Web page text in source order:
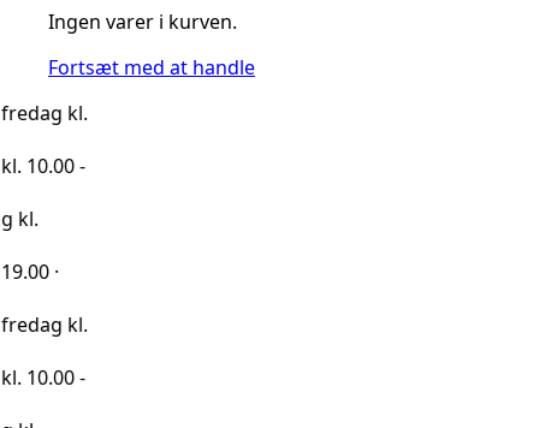
Ingen varer i kurven.
Fortsæt med at handle
-
-